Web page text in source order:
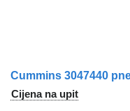
Cummins 3047440
Cijena na upit